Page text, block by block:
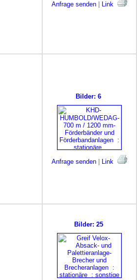
Anfrage senden Link
Bilder: 6
Anfrage senden Link
Bilder: 25